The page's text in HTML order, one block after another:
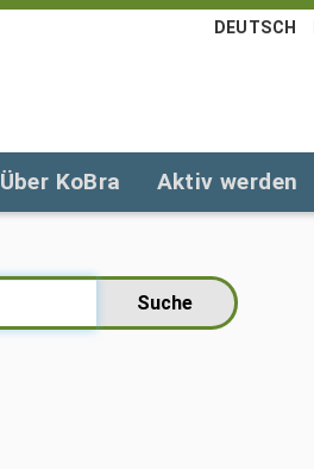
DEUTSCH
Über KoBra Aktiv werden